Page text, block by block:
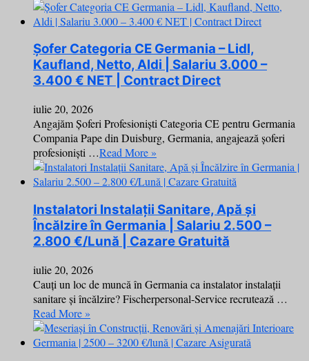
Șofer Categoria CE Germania – Lidl,
Kaufland, Netto, Aldi | Salariu 3.000 –
3.400 € NET | Contract Direct
iulie 20, 2026
Angajăm Șoferi Profesioniști Categoria CE pentru Germania
Compania Pape din Duisburg, Germania, angajează șoferi
profesioniști …Read More »
Instalatori Instalații Sanitare, Apă și
Încălzire în Germania | Salariu 2.500 –
2.800 €/Lună | Cazare Gratuită
iulie 20, 2026
Cauți un loc de muncă în Germania ca instalator instalații
sanitare și încălzire? Fischerpersonal-Service recrutează …
Read More »